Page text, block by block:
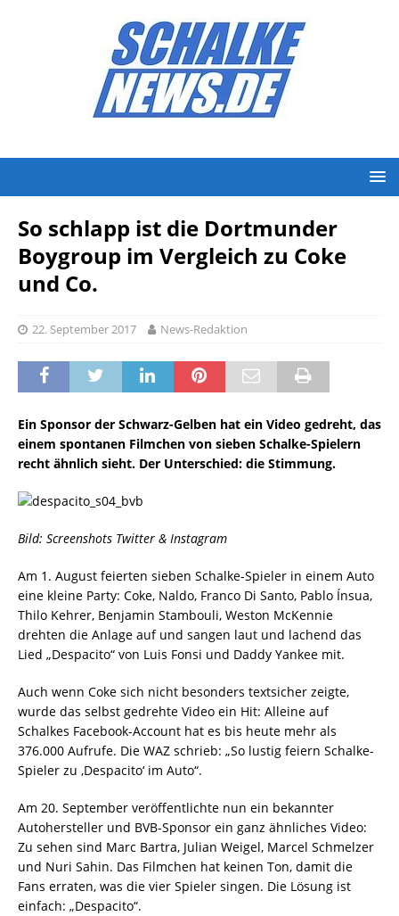
So schlapp ist die Dortmunder
Boygroup im Vergleich zu Coke
und Co.
22. September 2017 News-Redaktion
Ein Sponsor der Schwarz-Gelben hat ein Video gedreht, das
einem spontanen Filmchen von sieben Schalke-Spielern
recht ähnlich sieht. Der Unterschied: die Stimmung.
Bild: Screenshots Twitter & Instagram
Am 1. August feierten sieben Schalke-Spieler in einem Auto
eine kleine Party: Coke, Naldo, Franco Di Santo, Pablo Ínsua,
Thilo Kehrer, Benjamin Stambouli, Weston McKennie
drehten die Anlage auf und sangen laut und lachend das
Lied „Despacito“ von Luis Fonsi und Daddy Yankee mit.
Auch wenn Coke sich nicht besonders textsicher zeigte,
wurde das selbst gedrehte Video ein Hit: Alleine auf
Schalkes Facebook-Account hat es bis heute mehr als
376.000 Aufrufe. Die WAZ schrieb: „So lustig feiern Schalke-
Spieler zu ‚Despacito‘ im Auto“.
Am 20. September veröffentlichte nun ein bekannter
Autohersteller und BVB-Sponsor ein ganz ähnliches Video:
Zu sehen sind Marc Bartra, Julian Weigel, Marcel Schmelzer
und Nuri Sahin. Das Filmchen hat keinen Ton, damit die
Fans erraten, was die vier Spieler singen. Die Lösung ist
einfach: „Despacito“.